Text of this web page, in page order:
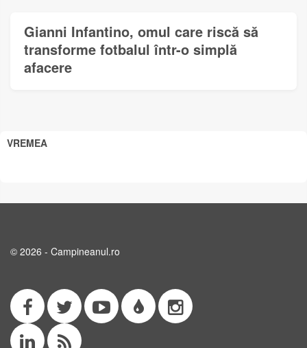
Gianni Infantino, omul care riscă să
transforme fotbalul într-o simplă
afacere
VREMEA
© 2026 - Campineanul.ro